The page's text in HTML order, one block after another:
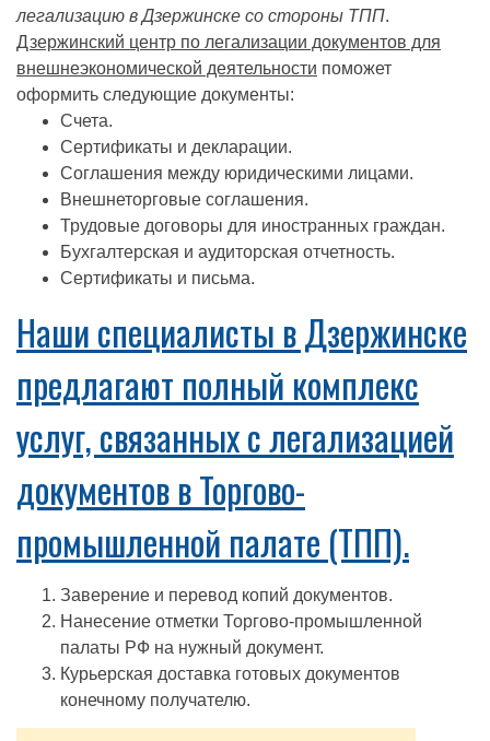
легализацию в Дзержинске со стороны ТПП.
Дзержинский центр по легализации документов для
внешнеэкономической деятельности поможет
оформить следующие документы:
Счета.
Сертификаты и декларации.
Соглашения между юридическими лицами.
Внешнеторговые соглашения.
Трудовые договоры для иностранных граждан.
Бухгалтерская и аудиторская отчетность.
Сертификаты и письма.
Наши специалисты в Дзержинске
предлагают полный комплекс
услуг, связанных с легализацией
документов в Торгово-
промышленной палате (ТПП).
Заверение и перевод копий документов.
Нанесение отметки Торгово-промышленной
палаты РФ на нужный документ.
Курьерская доставка готовых документов
конечному получателю.